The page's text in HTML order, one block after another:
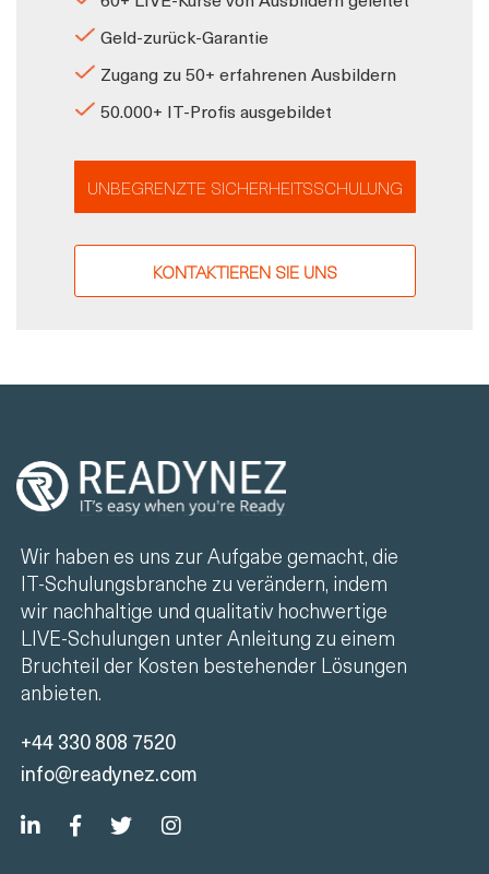
Geld-zurück-Garantie
Zugang zu 50+ erfahrenen Ausbildern
50.000+ IT-Profis ausgebildet
UNBEGRENZTE SICHERHEITSSCHULUNG
KONTAKTIEREN SIE UNS
Wir haben es uns zur Aufgabe gemacht, die
IT-Schulungsbranche zu verändern, indem
wir nachhaltige und qualitativ hochwertige
LIVE-Schulungen unter Anleitung zu einem
Bruchteil der Kosten bestehender Lösungen
anbieten.
+44 330 808 7520
info@readynez.com